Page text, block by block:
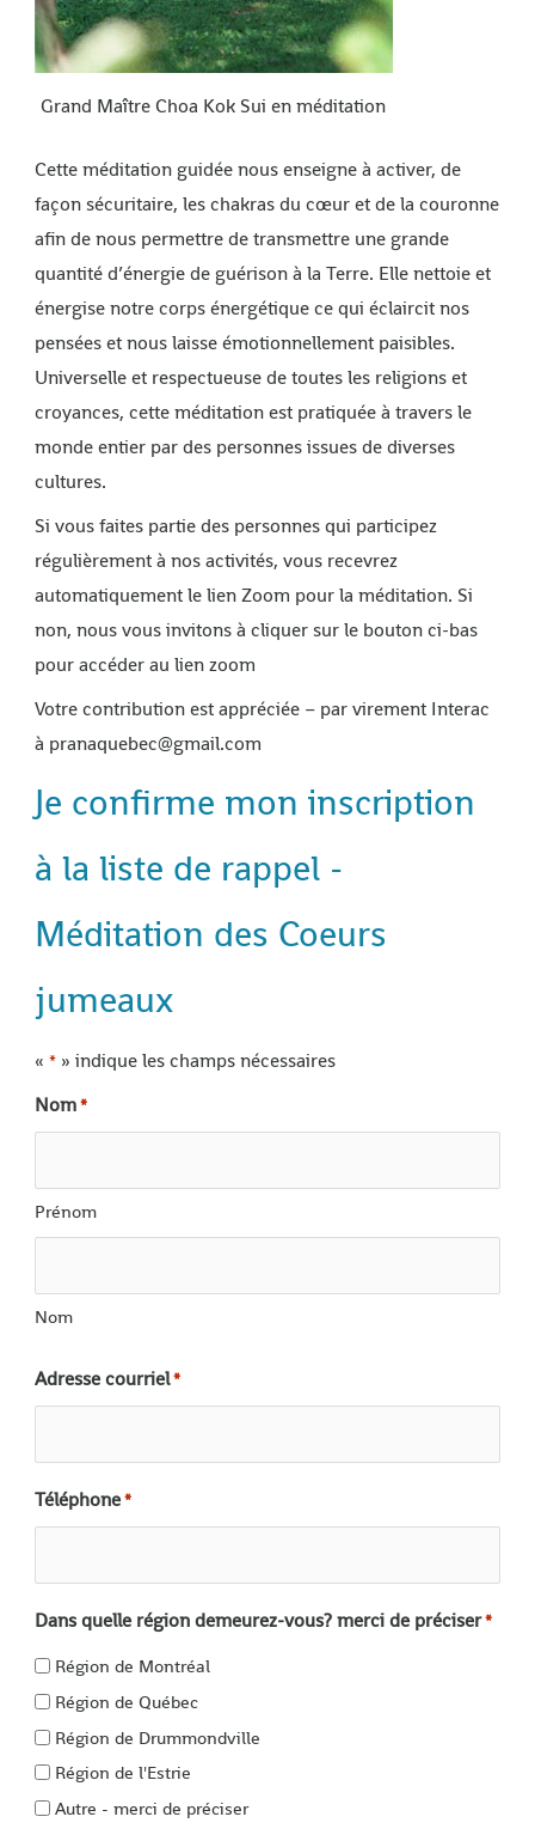
Grand Maître Choa Kok Sui en méditation
Cette méditation guidée nous enseigne à activer, de
façon sécuritaire, les chakras du cœur et de la couronne
afin de nous permettre de transmettre une grande
quantité d’énergie de guérison à la Terre. Elle nettoie et
énergise notre corps énergétique ce qui éclaircit nos
pensées et nous laisse émotionnellement paisibles.
Universelle et respectueuse de toutes les religions et
croyances, cette méditation est pratiquée à travers le
monde entier par des personnes issues de diverses
cultures.
Si vous faites partie des personnes qui participez
régulièrement à nos activités, vous recevrez
automatiquement le lien Zoom pour la méditation. Si
non, nous vous invitons à cliquer sur le bouton ci-bas
pour accéder au lien zoom
Votre contribution est appréciée – par virement Interac
à pranaquebec@gmail.com
Je confirme mon inscription
à la liste de rappel -
Méditation des Coeurs
jumeaux
« *» indique les champs nécessaires
Nom*
Prénom
Nom
Adresse courriel*
Téléphone*
Dans quelle région demeurez-vous? merci de préciser*
Région de Montréal
Région de Québec
Région de Drummondville
Région de l'Estrie
Autre - merci de préciser